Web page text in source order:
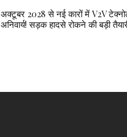
अक्टूबर 2028 से नई कारों में V2V
अनिवार्य! सड़क हादसे रोकने की बड़ी